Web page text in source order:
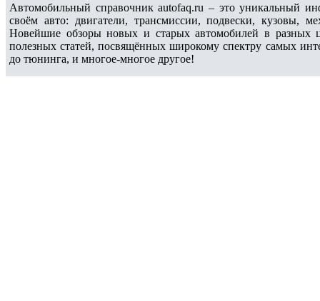
Автомобильный справочник autofaq.ru – это уникальный
своём авто: двигатели, трансмиссии, подвески, кузовы,
Новейшие обзоры новых и старых автомобилей в разных
полезных статей, посвящённых широкому спектру самых
до тюнинга, и многое-многое другое!